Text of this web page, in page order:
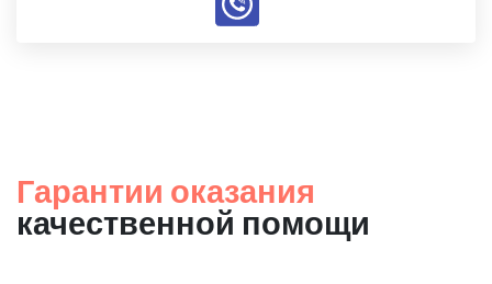
Гарантии оказания
качественной помощи